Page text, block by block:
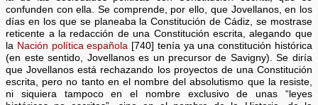
confunden con ella. Se comprende, por ello, que Jovellanos, en los
días en los que se planeaba la Constitución de Cádiz, se mostrase
reticente a la redacción de una Constitución escrita, alegando que
la Nación política española [740] tenía ya una constitución histórica
(en este sentido, Jovellanos es un precursor de Savigny). Se diría
que Jovellanos está rechazando los proyectos de una Constitución
escrita, pero no tanto en el nombre del absolutismo que la resiste,
ni siquiera tampoco en el nombre exclusivo de unas “leyes